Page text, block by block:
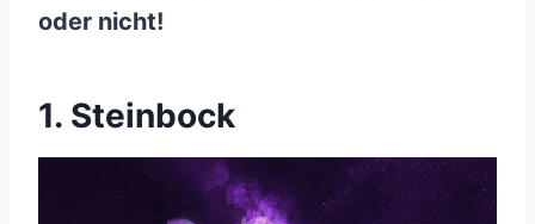
oder nicht!
1. Steinbock